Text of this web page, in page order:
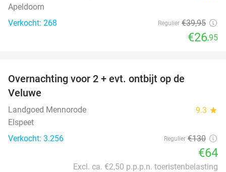
Apeldoorn
Verkocht: 268
Regulier €39,95
€26,95
Overnachting voor 2 + evt. ontbijt op de
Veluwe
Landgoed Mennorode 9.3 star
Elspeet
Verkocht: 3.256
Regulier €130
€64
Excl. ca. €2,50 p.p.p.n. toeristenbelasting